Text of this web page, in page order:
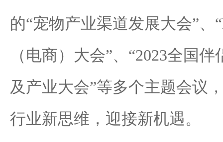
的“宠物产业渠道发展大会”
（电商）大会”、“2023全国
及产业大会”等多个主题会议
行业新思维，迎接新机遇。